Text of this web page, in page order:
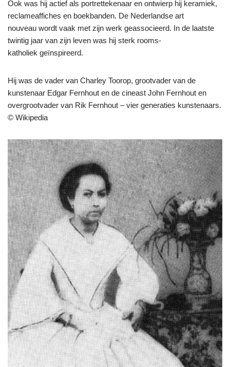
Ook was hij actief als portrettekenaar en ontwierp hij keramiek,
reclameaffiches en boekbanden. De Nederlandse art
nouveau wordt vaak met zijn werk geassocieerd. In de laatste
twintig jaar van zijn leven was hij sterk rooms-
katholiek geïnspireerd.
Hij was de vader van Charley Toorop, grootvader van de
kunstenaar Edgar Fernhout en de cineast John Fernhout en
overgrootvader van Rik Fernhout – vier generaties kunstenaars.
© Wikipedia